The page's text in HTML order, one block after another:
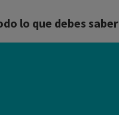
lo que debes saber